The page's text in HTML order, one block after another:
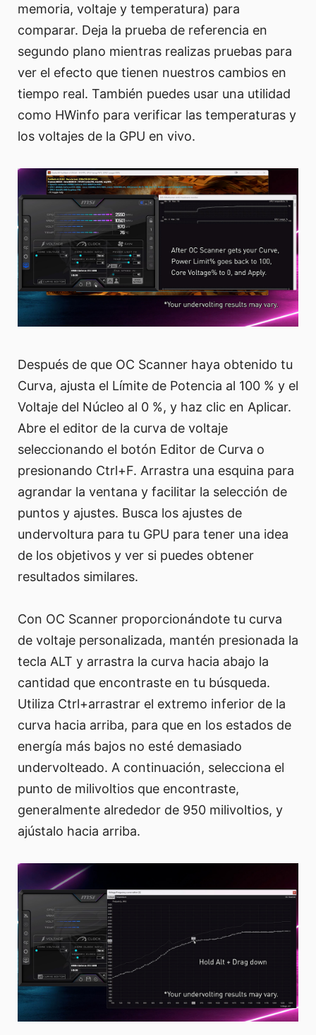
memoria, voltaje y temperatura) para
comparar. Deja la prueba de referencia en
segundo plano mientras realizas pruebas para
ver el efecto que tienen nuestros cambios en
tiempo real. También puedes usar una utilidad
como HWinfo para verificar las temperaturas y
los voltajes de la GPU en vivo.
Después de que OC Scanner haya obtenido tu
Curva, ajusta el Límite de Potencia al 100 % y el
Voltaje del Núcleo al 0 %, y haz clic en Aplicar.
Abre el editor de la curva de voltaje
seleccionando el botón Editor de Curva o
presionando Ctrl+F. Arrastra una esquina para
agrandar la ventana y facilitar la selección de
puntos y ajustes. Busca los ajustes de
undervoltura para tu GPU para tener una idea
de los objetivos y ver si puedes obtener
resultados similares.
Con OC Scanner proporcionándote tu curva
de voltaje personalizada, mantén presionada la
tecla ALT y arrastra la curva hacia abajo la
cantidad que encontraste en tu búsqueda.
Utiliza Ctrl+arrastrar el extremo inferior de la
curva hacia arriba, para que en los estados de
energía más bajos no esté demasiado
undervolteado. A continuación, selecciona el
punto de milivoltios que encontraste,
generalmente alrededor de 950 milivoltios, y
ajústalo hacia arriba.